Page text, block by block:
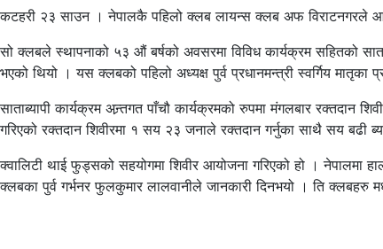
कटहरी २३ साउन । नेपालकै पहिलो क्लब लायन्स क्लब अफ विराटनगरले
सो क्लबले स्थापनाको ५३ औं बर्षको अवसरमा विविध कार्यक्रम सहितको
भएको थियो । यस क्लबको पहिलो अध्यक्ष पुर्व प्रधानमन्त्री स्वर्गिय मातृका
साताब्यापी कार्यक्रम अन्र्तगत पाँचौ कार्यक्रमको रुपमा मंगलबार
गरिएको रक्तदान शिवीरमा १ सय २३ जनाले रक्तदान गर्नुका साथै सय बढी
क्वालिटी थाई फुड्सको सहयोगमा शिवीर आयोजना गरिएको हो ।
क्लबका पुर्व गर्भनर फुलकुमार लालवानीले जानकारी दिनभयो । ति क्लबहरु